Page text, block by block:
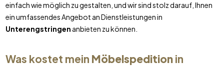
einfach wie möglich zu gestalten, und wir sind stolz darauf, Ihnen
ein umfassendes Angebot an Dienstleistungen in
Unterengstringen anbieten zu können.
Was kostet mein Möbelspeditionin